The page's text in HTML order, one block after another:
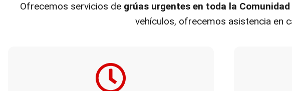
Ofrecemos servicios de grúas urgentes en toda la
vehículos, ofrecemos asistencia en